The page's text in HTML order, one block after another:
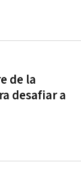
de la
desafiar a